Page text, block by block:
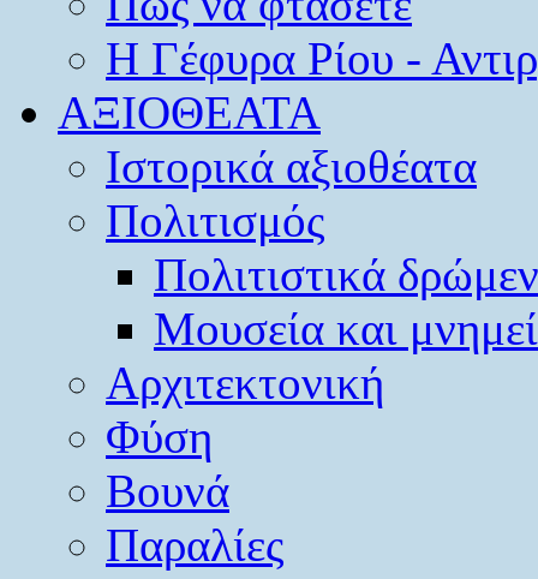
Η Γέφυρα Ρίου -
ΑΞΙΟΘΕΑΤΑ
Ιστορικά αξιοθέατα
Πολιτισμός
Πολιτιστικά
Μουσεία και
Αρχιτεκτονική
Φύση
Βουνά
Παραλίες